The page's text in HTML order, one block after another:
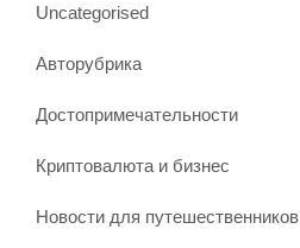
Uncategorised
Авторубрика
Достопримечательности
Криптовалюта и бизнес
Новости для путешественников